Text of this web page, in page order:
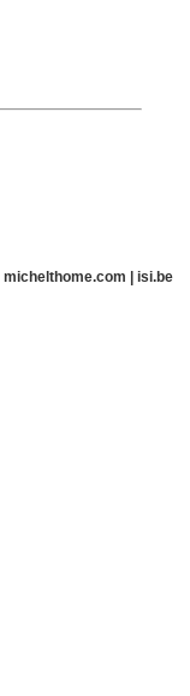
michelthome.com | isi.be